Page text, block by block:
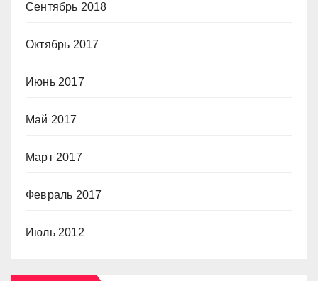
Сентябрь 2018
Октябрь 2017
Июнь 2017
Май 2017
Март 2017
Февраль 2017
Июль 2012